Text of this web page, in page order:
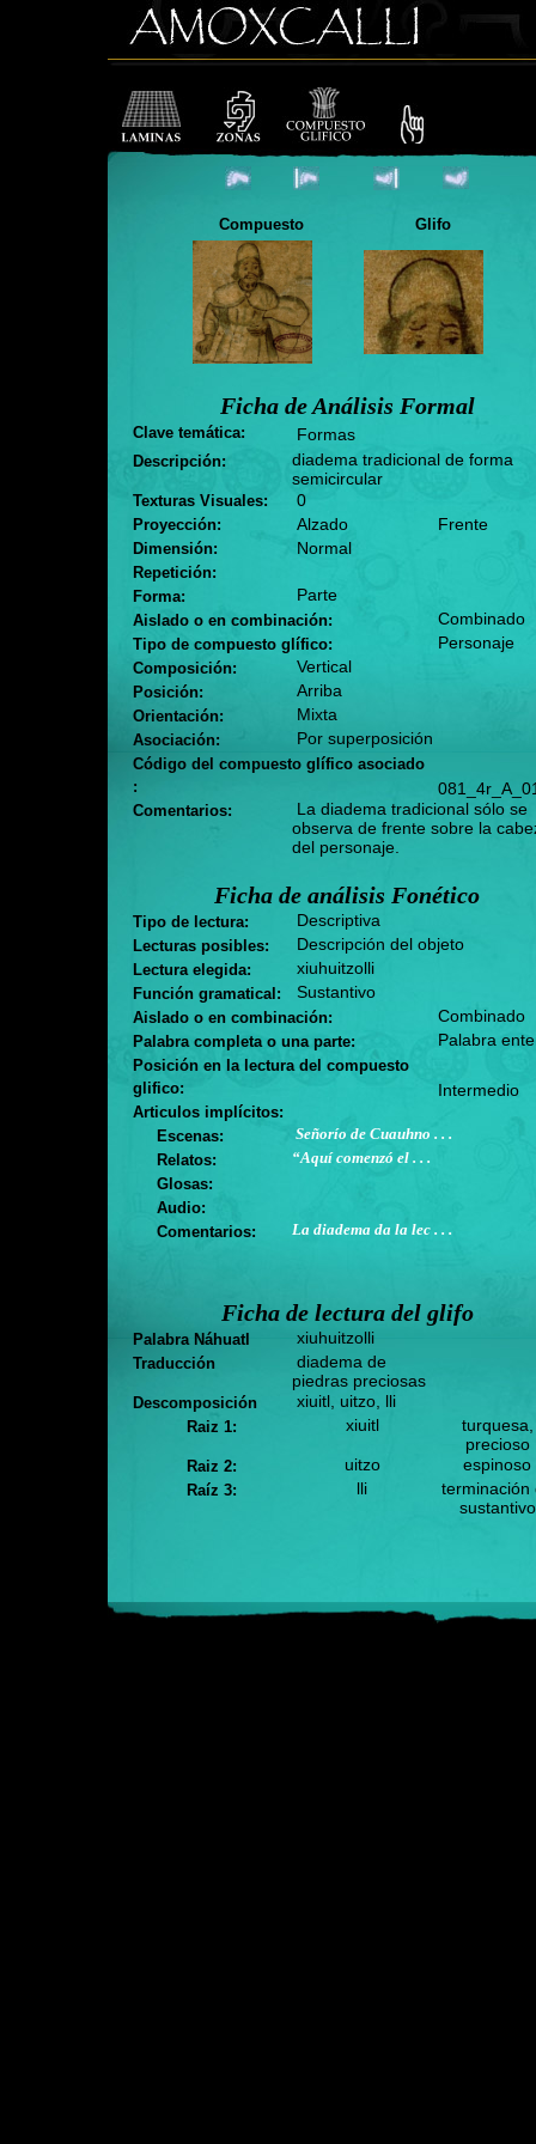
Compuesto Glifo
Ficha de Análisis Formal
Clave temática: Formas
Descripción:
diadema tradicional de forma
semicircular
Texturas Visuales: 0
Proyección: Alzado Frente
Dimensión: Normal
Repetición:
Forma:
Parte
Aislado o en combinación: Combinado
Tipo de compuesto glífico: Personaje
Composición: Vertical
Posición: Arriba
Orientación: Mixta
Asociación: Por superposición
Código del compuesto glífico asociado
:
Comentarios:
La diadema tradicional sólo se
observa de frente sobre la
del personaje.
Ficha de análisis Fonético
Tipo de lectura: Descriptiva
Lecturas posibles: Descripción del objeto
Lectura elegida: xiuhuitzolli
Función gramatical: Sustantivo
Aislado o en combinación: Combinado
Palabra completa o una parte: Palabra
Posición en la lectura del compuesto
glifico:
Intermedio
Articulos implícitos:
Escenas:
Señorío de Cuauhno . . .
Relatos:
“Aquí comenzó el . . .
Glosas:
Audio:
Comentarios:
La diadema da la lec . . .
Ficha de lectura del glifo
Palabra Náhuatl xiuhuitzolli
Traducción
diadema de
piedras preciosas
Descomposición xiuitl, uitzo, lli
Raiz 1: xiuitl
turquesa,
precioso
Raiz 2: uitzo espinoso
Raíz 3: lli
terminación
sustantivo